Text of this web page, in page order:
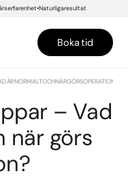
erfarenhet Naturliga resultat
Boka tid
ÄR NORMALT OCH NÄR GÖRS OPERATION?
– Vad
när görs